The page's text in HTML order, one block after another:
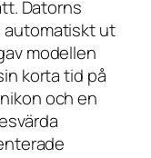
Datorns
automatiskt ut
modellen
korta tid på
och en